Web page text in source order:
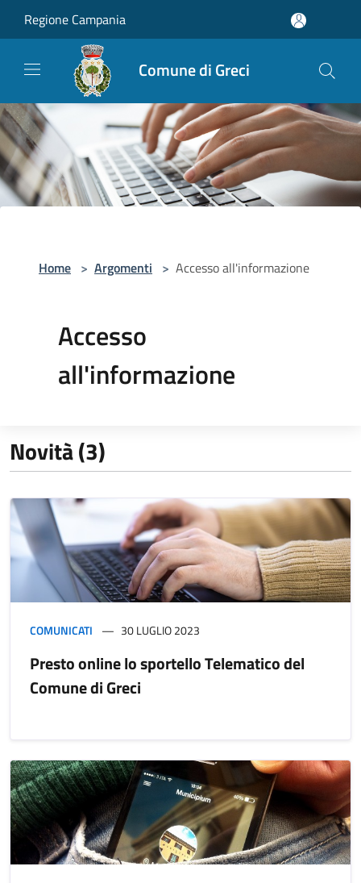
Regione Campania
Comune di Greci
Home > Argomenti > Accesso all'informazione
Accesso
all'informazione
Novità (3)
COMUNICATI 30 LUGLIO 2023
Presto online lo sportello Telematico del
Comune di Greci